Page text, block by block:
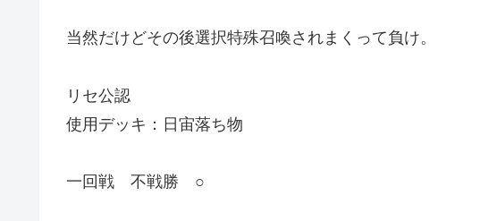
当然だけどその後選択特殊召喚されまくって負け。
リセ公認
使用デッキ：日宙落ち物
一回戦 不戦勝 ○